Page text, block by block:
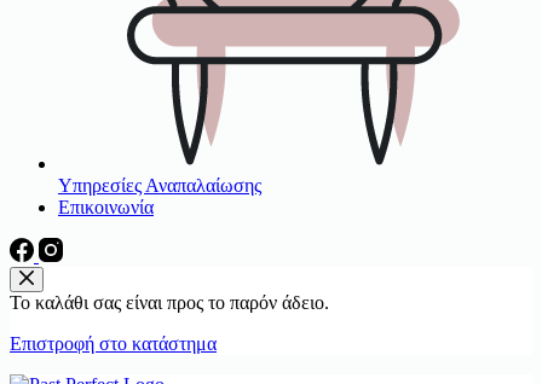
Υπηρεσίες Αναπαλαίωσης
Επικοινωνία
Το καλάθι σας είναι προς το παρόν άδειο.
Επιστροφή στο κατάστημα